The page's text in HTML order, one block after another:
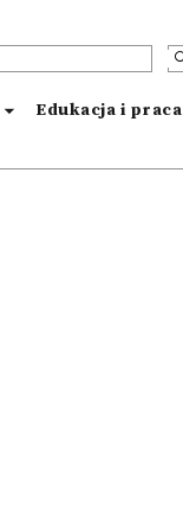
Edukacja i praca